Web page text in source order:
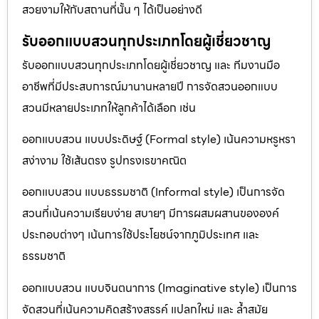
สวยงามให้กับสถานที่นั้น ๆ ได้เป็นอย่างดี
รับออกแบบสวนทุกประเภทโดยผู้เชี่ยวชาญ
รับออกแบบสวนทุกประเภทโดยผู้เชี่ยวชาญ และ ทีมงานมือ
อาชีพที่มีประสบการณ์มานานหลายปี การจัดสวนออกแบบ
สวนมีหลายประเภทให้ลูกค้าได้เลือก เช่น
ออกแบบสวน แบบประดิษฐ์ (Formal style) เน้นความหรูหรา
สง่างาม ใช้เส้นตรง รูปทรงเรขาคณิต
ออกแบบสวน แบบธรรมชาติ (Informal style) เป็นการจัด
สวนที่เน้นความเรียบง่าย สบายๆ มีการผสมผสานขององค์
ประกอบต่างๆ เน้นการใช้ประโยชน์จากภูมิประเทศ และ
ธรรมชาติ
ออกแบบสวน แบบจินตนาการ (Imaginative style) เป็นการ
จัดสวนที่เน้นความคิดสร้างสรรค์ แปลกใหม่ และ ล้ำสมัย